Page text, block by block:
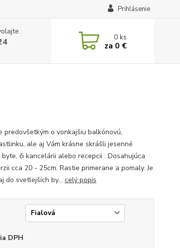
Prihlásenie
0ks
za 0 €
o vonkajšiu balkónovú,
ale aj Vám krásne skrášli jesenné
či kancelárii alebo recepcii . Dosahujúca
cca 20 - 25cm. Rastie primerane a pomaly. Je
do svetlejších by... celý popis
DPH